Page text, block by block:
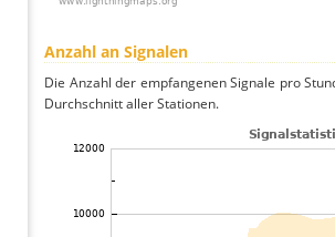
Anzahl an Signalen
Die Anzahl der empfangenen Signale pro
Durchschnitt aller Stationen.